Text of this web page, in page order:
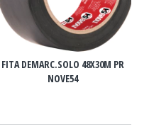
FITA DEMARC.SOLO 48X30M PR
NOVE54